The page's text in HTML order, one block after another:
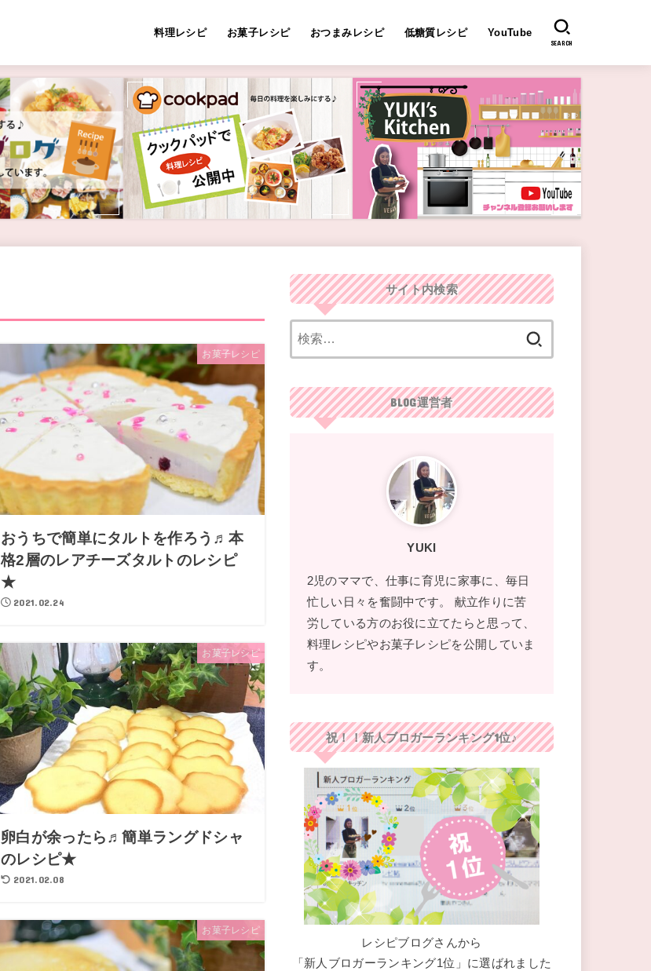
料理レシピ お菓子レシピ おつまみレシピ 低糖質レシピ YouTube
SEARCH
お菓子レシピ
おうちで簡単にタルトを作ろう♬本
格2層のレアチーズタルトのレシピ
★
2021.02.24
お菓子レシピ
卵白が余ったら♬簡単ラングドシャ
のレシピ★
2021.02.08
お菓子レシピ
サイト内検索
BLOG運営者
YUKI
2児のママで、仕事に育児に家事に、毎日
忙しい日々を奮闘中です。 献立作りに苦
労している方のお役に立てたらと思って、
料理レシピやお菓子レシピを公開していま
す。
祝！！新人ブロガーランキング1位♪
レシピブログさんから
「新人ブロガーランキング1位」に選ばれました